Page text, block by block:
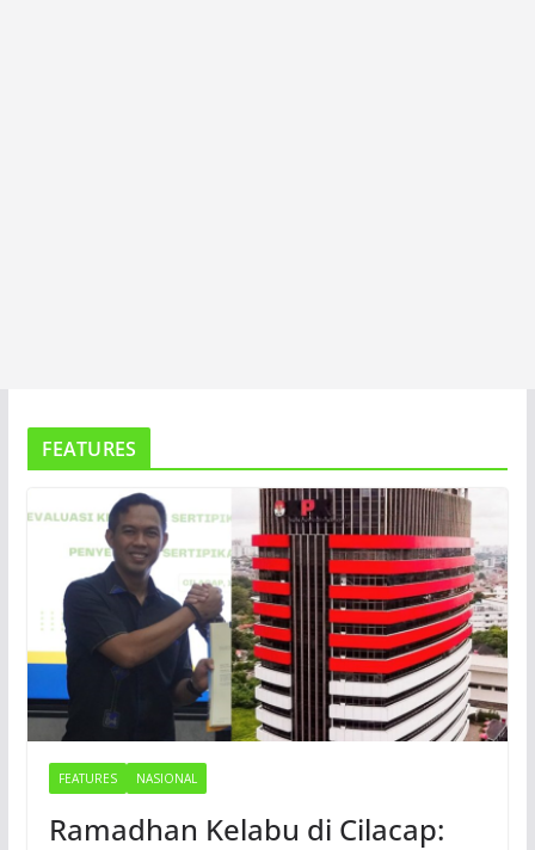
FEATURES
FEATURES NASIONAL
Ramadhan Kelabu di Cilacap: